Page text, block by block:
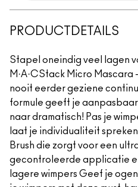
PRODUCTDETAILS
Stapel oneindig veel lagen
M·A·CStack Micro Mascara
nooit eerder geziene
formule geeft je
naar dramatisch! Pas je
laat je individualiteit
Brush die zorgt voor een
gecontroleerde applicatie
lagere wimpers Geef je